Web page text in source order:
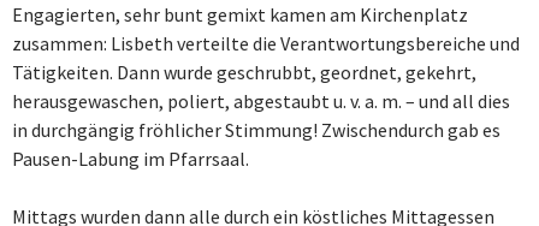
Engagierten, sehr bunt gemixt kamen am Kirchenplatz
zusammen: Lisbeth verteilte die Verantwortungsbereiche und
Tätigkeiten. Dann wurde geschrubbt, geordnet, gekehrt,
herausgewaschen, poliert, abgestaubt u. v. a. m. – und all dies
in durchgängig fröhlicher Stimmung! Zwischendurch gab es
Pausen-Labung im Pfarrsaal.
Mittags wurden dann alle durch ein köstliches Mittagessen